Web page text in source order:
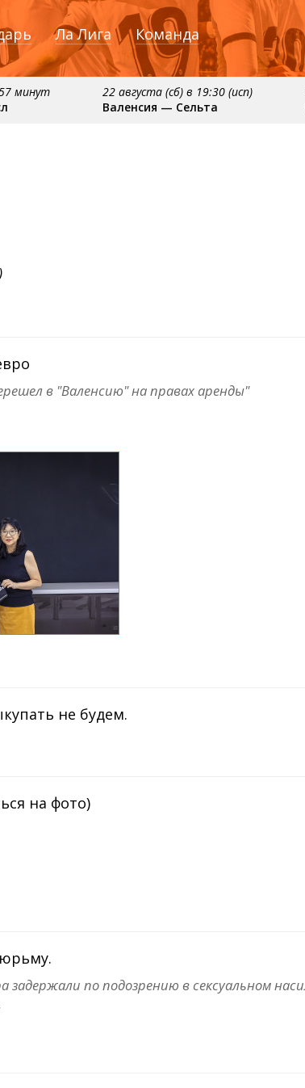
Ла Лига Команда
минут
22 августа (сб) в 19:30 (исп)
Валенсия — Сельта
в "Валенсию" на правах аренды"
не будем.
на фото)
задержали по подозрению в сексуальном